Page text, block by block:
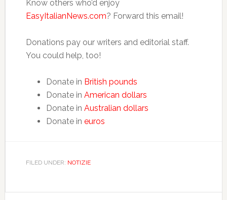
Know others who’d enjoy
EasyItalianNews.com? Forward this email!
Donations pay our writers and editorial staff.
You could help, too!
Donate in British pounds
Donate in American dollars
Donate in Australian dollars
Donate in euros
FILED UNDER: NOTIZIE